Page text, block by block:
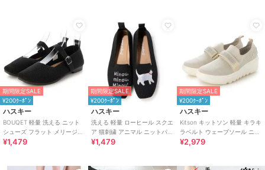
期間限定SALE
¥200ｸｰﾎﾟﾝ
ハスキー
BOUQET 軽量 洗える ニット
シューズ フラット メリージェ
ンパンプス スリッポン
¥1,479
期間限定SALE
¥200ｸｰﾎﾟﾝ
ハスキー
洗える 軽量 ローヒール スクエ
ア 猫刺繍 アニマル ニットパン
プス スリッポン オペラシュー
¥1,479
期間限定SALE
¥200ｸｰﾎﾟﾝ
ハスキー
Kitson キットソン 軽量 キラキ
ラベルト ウェーブソール ニッ
トスリッポン
¥2,979